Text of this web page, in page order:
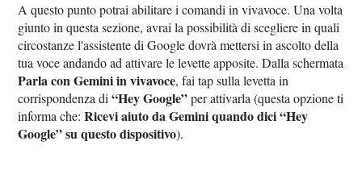
A questo punto potrai abilitare i comandi in vivavoce. Una volta
giunto in questa sezione, avrai la possibilità di scegliere in quali
circostanze l'assistente di Google dovrà mettersi in ascolto della
tua voce andando ad attivare le levette apposite. Dalla schermata
Parla con Gemini in vivavoce, fai tap sulla levetta in
corrispondenza di“Hey Google”per attivarla (questa opzione ti
informa che:Ricevi aiuto da Gemini quando dici “Hey
Google” su questo dispositivo).